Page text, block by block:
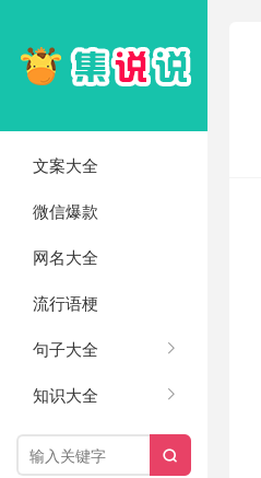
文案大全
微信爆款
网名大全
流行语梗
句子大全
知识大全
